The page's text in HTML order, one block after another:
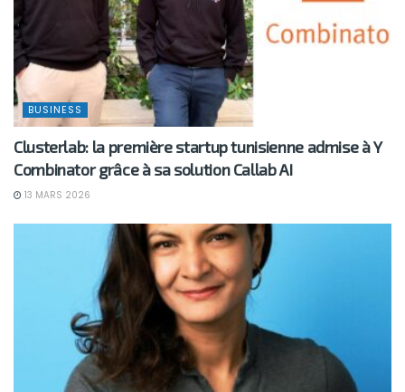
BUSINESS
Clusterlab: la première startup tunisienne admise à Y
Combinator grâce à sa solution Callab AI
13 MARS 2026